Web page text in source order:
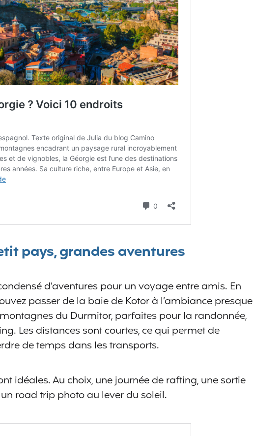
pays, grandes aventures
d’aventures pour un voyage entre amis. En
passer de la baie de Kotor à l’ambiance presque
du Durmitor, parfaites pour la randonnée,
Les distances sont courtes, ce qui permet de
de temps dans les transports.
idéales. Au choix, une journée de rafting, une sortie
road trip photo au lever du soleil.